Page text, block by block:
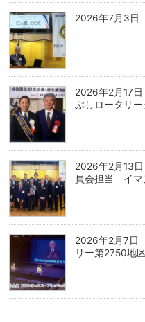
2026年7月3日
2026年2月17
ぶしロータリ
2026年2月13
員会担当 イマ
2026年2月7日
リー第2750地